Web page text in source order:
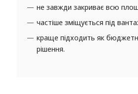
не завжди закриває всю
частіше зміщується під
краще підходить як
рішення.